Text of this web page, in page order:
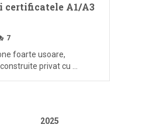
certificatele A1/A3
7
foarte usoare,
privat cu …
2025